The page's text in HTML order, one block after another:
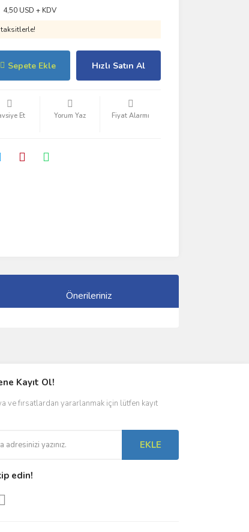
4,50 USD + KDV
Sepete Ekle Hızlı Satın Al
Et Yorum Yaz Fiyat Alarmı
Önerileriniz
Kayıt Ol!
ve fırsatlardan yararlanmak için lütfen kayıt
EKLE
edin!